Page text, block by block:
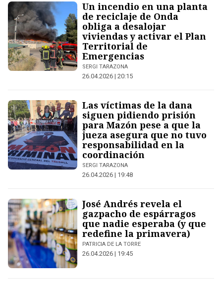
Un incendio en una planta
de reciclaje de Onda
obliga a desalojar
viviendas y activar el Plan
Territorial de
Emergencias
SERGI TARAZONA
26.04.2026 | 20:15
Las víctimas de la dana
siguen pidiendo prisión
para Mazón pese a que la
jueza asegura que no tuvo
responsabilidad en la
coordinación
SERGI TARAZONA
26.04.2026 | 19:48
José Andrés revela el
gazpacho de espárragos
que nadie esperaba (y que
redefine la primavera)
PATRICIA DE LA TORRE
26.04.2026 | 19:45